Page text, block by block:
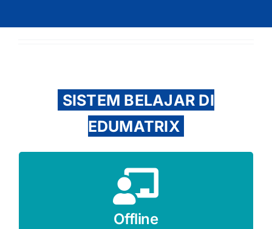
SISTEM BELAJAR DI
EDUMATRIX
Offline
Gratis Biaya Pendaftaran
DAFTAR SEKARANG